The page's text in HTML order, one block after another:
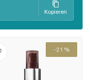
Kopieren
-21%